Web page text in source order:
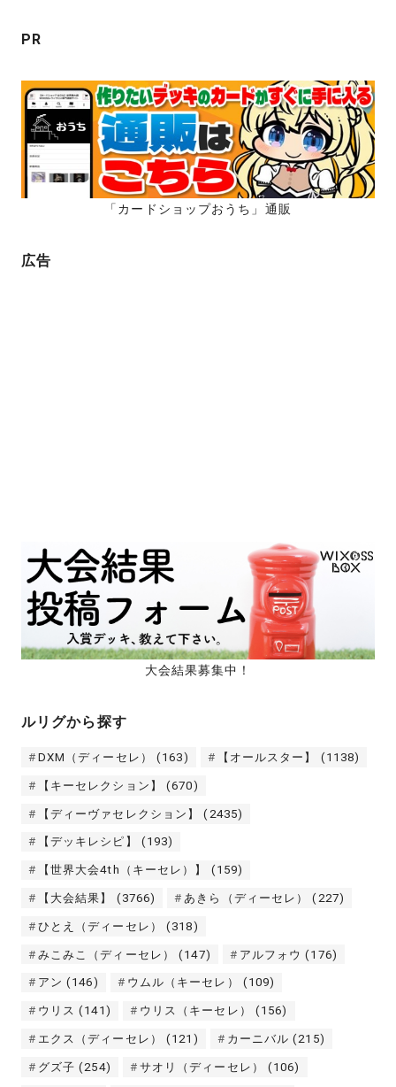
ン
PR
「カードショップおうち」通販
広告
大会結果募集中！
ルリグから探す
DXM（ディーセレ） (163) 【オールスター】 (1138)
【キーセレクション】 (670)
【ディーヴァセレクション】 (2435)
【デッキレシピ】 (193)
【世界大会4th（キーセレ）】 (159)
【大会結果】 (3766) あきら（ディーセレ） (227)
ひとえ（ディーセレ） (318)
みこみこ（ディーセレ） (147) アルフォウ (176)
アン (146) ウムル（キーセレ） (109)
ウリス (141) ウリス（キーセレ） (156)
エクス（ディーセレ） (121) カーニバル (215)
グズ子 (254) サオリ（ディーセレ） (106)